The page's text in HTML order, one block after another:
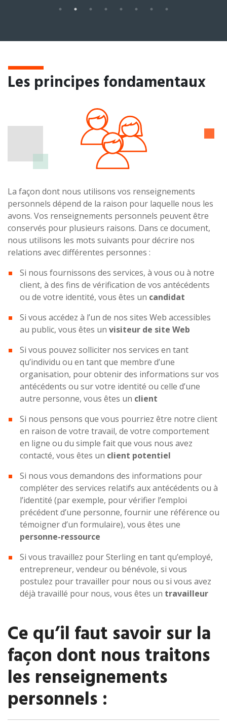
Les principes fondamentaux
La façon dont nous utilisons vos renseignements
personnels dépend de la raison pour laquelle nous les
avons. Vos renseignements personnels peuvent être
conservés pour plusieurs raisons. Dans ce document,
nous utilisons les mots suivants pour décrire nos
relations avec différentes personnes :
Si nous fournissons des services, à vous ou à notre
client, à des fins de vérification de vos antécédents
ou de votre identité, vous êtes un candidat
Si vous accédez à l’un de nos sites Web accessibles
au public, vous êtes un visiteur de site Web
Si vous pouvez solliciter nos services en tant
qu’individu ou en tant que membre d’une
organisation, pour obtenir des informations sur vos
antécédents ou sur votre identité ou celle d’une
autre personne, vous êtes un client
Si nous pensons que vous pourriez être notre client
en raison de votre travail, de votre comportement
en ligne ou du simple fait que vous nous avez
contacté, vous êtes un client potentiel
Si nous vous demandons des informations pour
compléter des services relatifs aux antécédents ou à
l’identité (par exemple, pour vérifier l’emploi
précédent d’une personne, fournir une référence ou
témoigner d’un formulaire), vous êtes une
personne-ressource
Si vous travaillez pour Sterling en tant qu’employé,
entrepreneur, vendeur ou bénévole, si vous
postulez pour travailler pour nous ou si vous avez
déjà travaillé pour nous, vous êtes un travailleur
Ce qu’il faut savoir sur la
façon dont nous traitons
les renseignements
personnels :